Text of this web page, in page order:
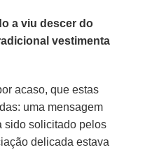
a viu descer do
vestimenta
acaso, que estas
uma mensagem
sido solicitado pelos
delicada estava